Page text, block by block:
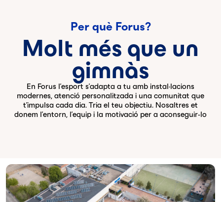
Per què Forus?
Molt més que un
gimnàs
En Forus l'esport s'adapta a tu amb instal·lacions
modernes, atenció personalitzada i una comunitat que
t'impulsa cada dia. Tria el teu objectiu. Nosaltres et
donem l'entorn, l'equip i la motivació per a aconseguir-lo